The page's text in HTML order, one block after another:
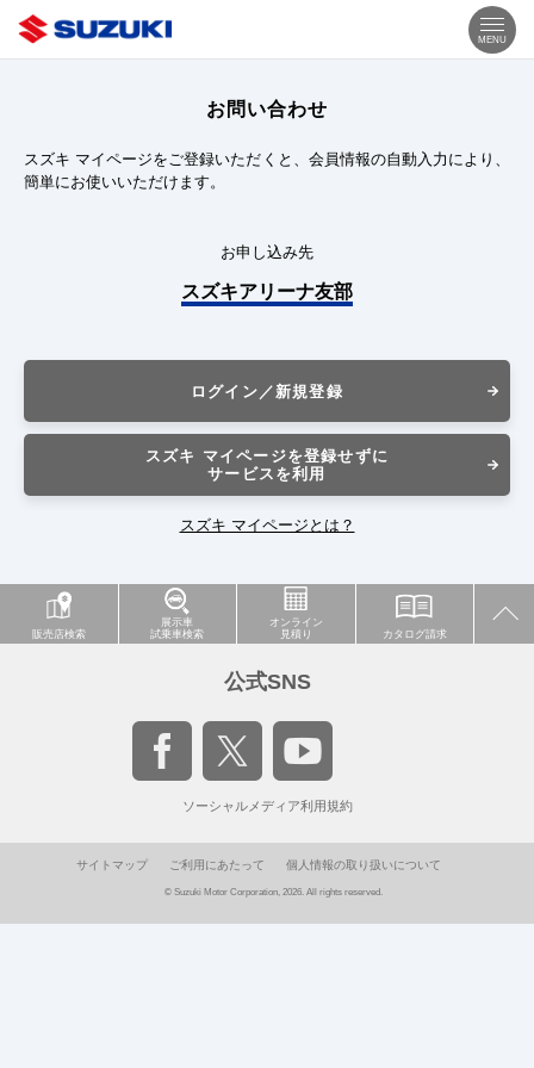
MENU
お問い合わせ
スズキ マイページをご登録いただくと、会員情報の自動入力により、
簡単にお使いいただけます。
お申し込み先
スズキアリーナ友部
ログイン／新規登録
スズキ マイページを登録せずに
サービスを利用
スズキ マイページとは？
販売店検索
展示車
試乗車検索
オンライン
見積り
カタログ請求
公式SNS
ソーシャルメディア利用規約
サイトマップ ご利用にあたって 個人情報の取り扱いについて
© Suzuki Motor Corporation, 2026. All rights reserved.